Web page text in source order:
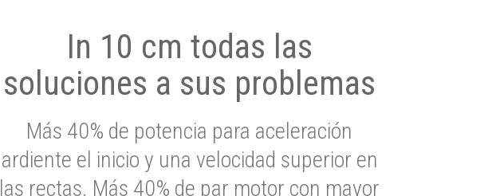
In 10 cm todas las
soluciones a sus problemas
Más 40% de potencia para aceleración
ardiente el inicio y una velocidad superior en
las rectas. Más 40% de par motor con mayor